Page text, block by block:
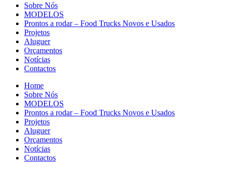
Sobre Nós
MODELOS
Prontos a rodar – Food Trucks Novos e Usados
Projetos
Aluguer
Orçamentos
Notícias
Contactos
Home
Sobre Nós
MODELOS
Prontos a rodar – Food Trucks Novos e Usados
Projetos
Aluguer
Orçamentos
Notícias
Contactos